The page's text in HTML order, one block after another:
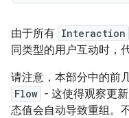
由于所有 Interaction
同类型的用户互动时，
请注意，本部分中的前
Flow - 这使得观察更
态值会自动导致重组。